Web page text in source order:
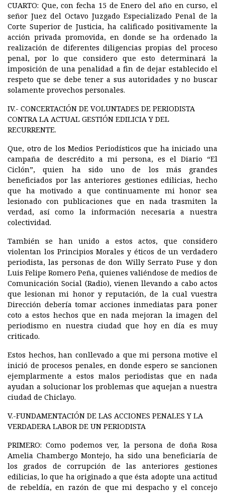
CUARTO: Que, con fecha 15 de Enero del año en curso, el
señor Juez del Octavo Juzgado Especializado Penal de la
Corte Superior de Justicia, ha calificado positivamente la
acción privada promovida, en donde se ha ordenado la
realización de diferentes diligencias propias del proceso
penal, por lo que considero que esto determinará la
imposición de una penalidad a fin de dejar establecido el
respeto que se debe tener a sus autoridades y no buscar
solamente provechos personales.
IV.- CONCERTACIÓN DE VOLUNTADES DE PERIODISTA
CONTRA LA ACTUAL GESTIÓN EDILICIA Y DEL
RECURRENTE.
Que, otro de los Medios Periodísticos que ha iniciado una
campaña de descrédito a mi persona, es el Diario “El
Ciclón”, quien ha sido uno de los más grandes
beneficiados por las anteriores gestiones edilicias, hecho
que ha motivado a que continuamente mi honor sea
lesionado con publicaciones que en nada trasmiten la
verdad, así como la información necesaria a nuestra
colectividad.
También se han unido a estos actos, que considero
violentan los Principios Morales y éticos de un verdadero
periodista, las personas de don Willy Serrato Puse y don
Luis Felipe Romero Peña, quienes valiéndose de medios de
Comunicación Social (Radio), vienen llevando a cabo actos
que lesionan mi honor y reputación, de la cual vuestra
Dirección debería tomar acciones inmediatas para poner
coto a estos hechos que en nada mejoran la imagen del
periodismo en nuestra ciudad que hoy en día es muy
criticado.
Estos hechos, han conllevado a que mi persona motive el
inició de procesos penales, en donde espero se sancionen
ejemplarmente a estos malos periodistas que en nada
ayudan a solucionar los problemas que aquejan a nuestra
ciudad de Chiclayo.
V.-FUNDAMENTACIÓN DE LAS ACCIONES PENALES Y LA
VERDADERA LABOR DE UN PERIODISTA
PRIMERO: Como podemos ver, la persona de doña Rosa
Amelia Chambergo Montejo, ha sido una beneficiaría de
los grados de corrupción de las anteriores gestiones
edilicias, lo que ha originado a que ésta adopte una actitud
de rebeldía, en razón de que mi despacho y el concejo